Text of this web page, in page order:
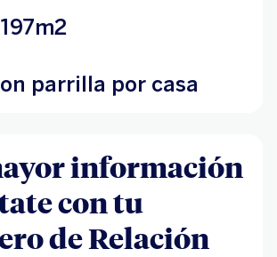
parrilla por casa
información
con tu
de Relación